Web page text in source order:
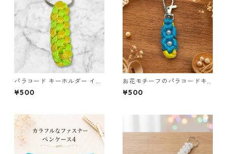
パラコード キーホルダー イエ
ロー ライトグリーン 編み込み
s37 アウトドア
¥500
お花モチーフのパラコードキ
ーホルダー ブルー×イエロー
ハンドメイド 国産 本革 ヌメ革
¥500